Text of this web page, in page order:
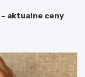
aktualne ceny